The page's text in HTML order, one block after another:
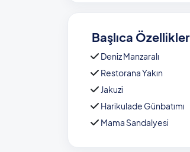
Başlıca Özellikler
Deniz Manzaralı
Restorana Yakın
Jakuzi
Harikulade Günbatımı
Mama Sandalyesi